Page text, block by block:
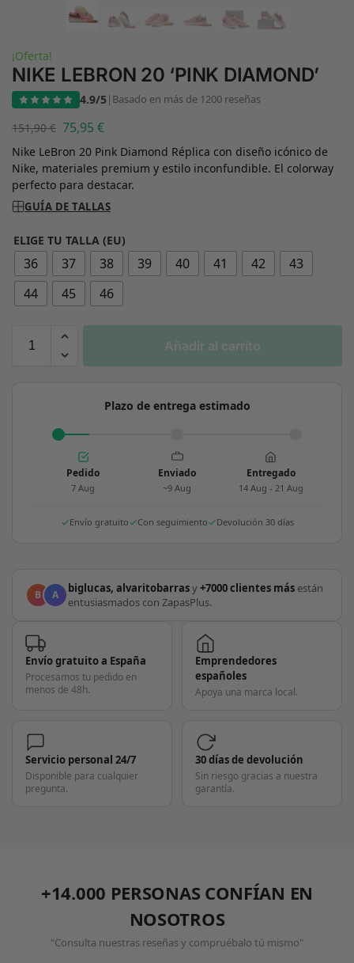
¡Oferta!
NIKE LEBRON 20 ‘PINK DIAMOND’
4.9/5| Basado en más de 1200 reseñas
151,90€ 75,95 €
Nike LeBron 20 Pink Diamond Réplica con diseño icónico de
Nike, materiales premium y estilo inconfundible. El colorway
perfecto para destacar.
GUÍA DE TALLAS
ELIGE TU TALLA (EU)
36 37 38 39 40 41 42
43
44
45 46
Añadir al carrito
Plazo de entrega estimado
Pedido
7 Aug
Enviado
~9 Aug
Entregado
14 Aug - 21 Aug
Envío gratuito Con seguimiento Devolución 30 días
B A biglucas, alvaritobarrasy+7000 clientes más están
entusiasmados con ZapasPlus.
Envío gratuito a España
Procesamos tu pedido en
menos de 48h.
Emprendedores
españoles
Apoya una marca local.
Servicio personal 24/7
Disponible para cualquier
pregunta.
30 días de devolución
Sin riesgo gracias a nuestra
garantía.
+14.000 PERSONAS CONFÍAN EN
NOSOTROS
"Consulta nuestras reseñas y compruébalo tú mismo"